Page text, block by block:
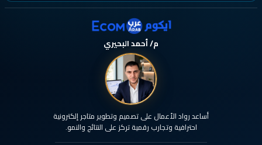
م/ أحمد البحيري
أساعد رواد الأعمال على تصميم وتطوير متاجر إلكترونية
احترافية وتجارب رقمية تركز على النتائج والنمو.